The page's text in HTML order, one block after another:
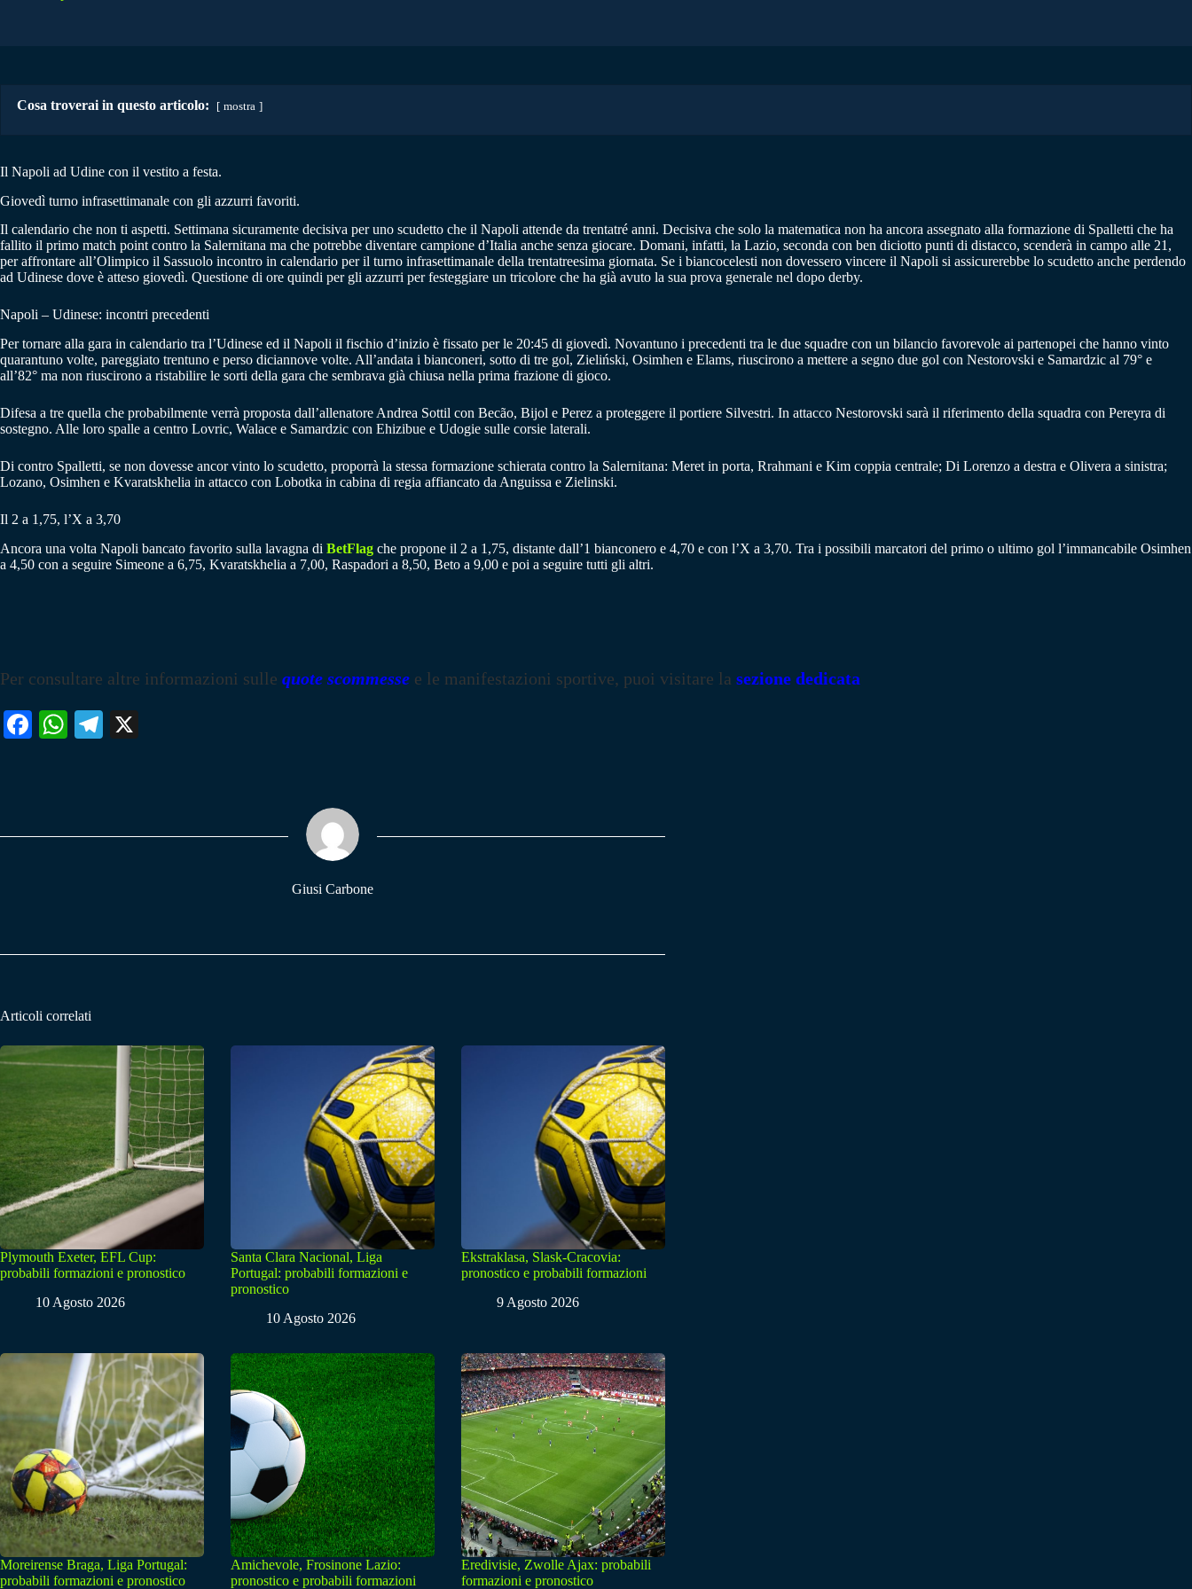
Cosa troverai in questo articolo: mostra
Il Napoli ad Udine con il vestito a festa.
Giovedì turno infrasettimanale con gli azzurri favoriti.
Il calendario che non ti aspetti. Settimana sicuramente decisiva per uno scudetto che il Napoli attende da trentatré anni. Decisiva che solo la matematica non ha ancora assegnato alla formazione di Spalletti che ha
fallito il primo match point contro la Salernitana ma che potrebbe diventare campione d’Italia anche senza giocare. Domani, infatti, la Lazio, seconda con ben diciotto punti di distacco, scenderà in campo alle 21,
per affrontare all’Olimpico il Sassuolo incontro in calendario per il turno infrasettimanale della trentatreesima giornata. Se i biancocelesti non dovessero vincere il Napoli si assicurerebbe lo scudetto anche perdendo
ad Udinese dove è atteso giovedì. Questione di ore quindi per gli azzurri per festeggiare un tricolore che ha già avuto la sua prova generale nel dopo derby.
Napoli – Udinese: incontri precedenti
Per tornare alla gara in calendario tra l’Udinese ed il Napoli il fischio d’inizio è fissato per le 20:45 di giovedì. Novantuno i precedenti tra le due squadre con un bilancio favorevole ai partenopei che hanno vinto
quarantuno volte, pareggiato trentuno e perso diciannove volte. All’andata i bianconeri, sotto di tre gol, Zieliński, Osimhen e Elams, riuscirono a mettere a segno due gol con Nestorovski e Samardzic al 79° e
all’82° ma non riuscirono a ristabilire le sorti della gara che sembrava già chiusa nella prima frazione di gioco.
Difesa a tre quella che probabilmente verrà proposta dall’allenatore Andrea Sottil con Becão, Bijol e Perez a proteggere il portiere Silvestri. In attacco Nestorovski sarà il riferimento della squadra con Pereyra di
sostegno. Alle loro spalle a centro Lovric, Walace e Samardzic con Ehizibue e Udogie sulle corsie laterali.
Di contro Spalletti, se non dovesse ancor vinto lo scudetto, proporrà la stessa formazione schierata contro la Salernitana: Meret in porta, Rrahmani e Kim coppia centrale; Di Lorenzo a destra e Olivera a sinistra;
Lozano, Osimhen e Kvaratskhelia in attacco con Lobotka in cabina di regia affiancato da Anguissa e Zielinski.
Il 2 a 1,75, l’X a 3,70
Ancora una volta Napoli bancato favorito sulla lavagna di BetFlag che propone il 2 a 1,75, distante dall’1 bianconero e 4,70 e con l’X a 3,70. Tra i possibili marcatori del primo o ultimo gol l’immancabile Osimhen
a 4,50 con a seguire Simeone a 6,75, Kvaratskhelia a 7,00, Raspadori a 8,50, Beto a 9,00 e poi a seguire tutti gli altri.
Per consultare altre informazioni sulle quote scommesse e le manifestazioni sportive, puoi visitare la sezione dedicata
Fa W
pp
Te
m
Giusi Carbone
Articoli correlati
Plymouth Exeter, EFL Cup:
probabili formazioni e pronostico
10 Agosto 2026
Santa Clara Nacional, Liga
Portugal: probabili formazioni e
pronostico
10 Agosto 2026
Ekstraklasa, Slask-Cracovia:
pronostico e probabili formazioni
9 Agosto 2026
Moreirense Braga, Liga Portugal:
probabili formazioni e pronostico
Amichevole, Frosinone Lazio:
pronostico e probabili formazioni
Eredivisie, Zwolle Ajax: probabili
formazioni e pronostico